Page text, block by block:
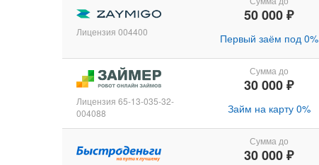
Лицензия 004400
50 000 ₽
Первый заём под 0%
Лицензия 65-13-035-32-
004088
Сумма до
30 000 ₽
Займ на карту 0%
Сумма до
30 000 ₽